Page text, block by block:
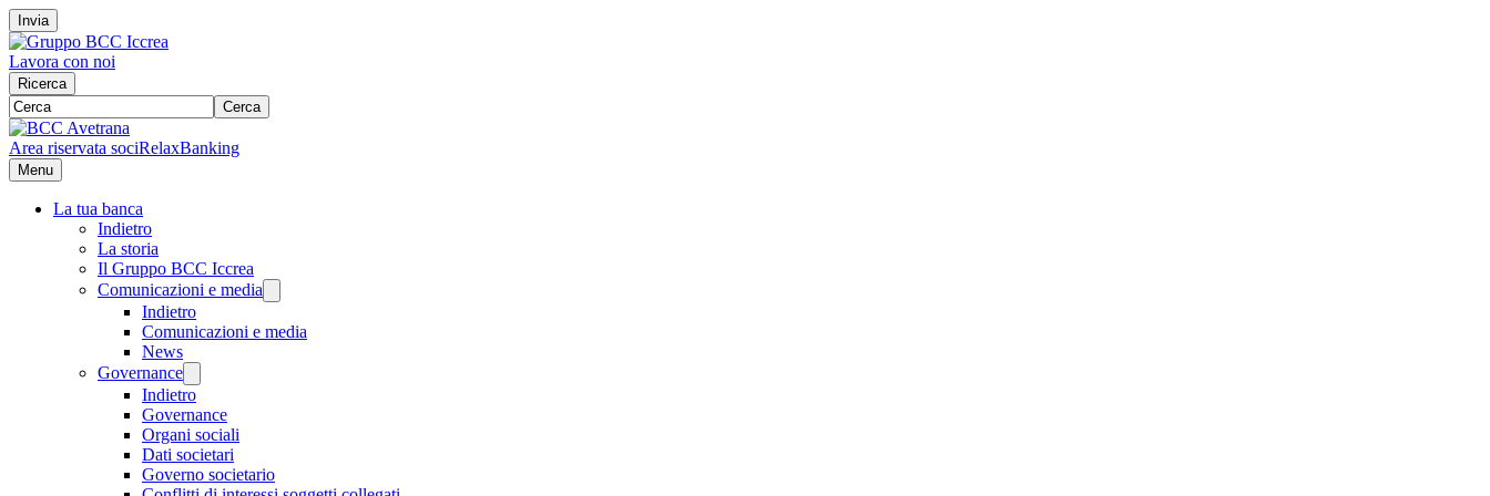
Invia
Lavora con noi
Ricerca
Cerca
Area riservata sociRelaxBanking
Menu
La tua banca
Indietro
La storia
Il Gruppo BCC Iccrea
Comunicazioni e media
Indietro
Comunicazioni e media
News
Governance
Indietro
Governance
Organi sociali
Dati societari
Governo societario